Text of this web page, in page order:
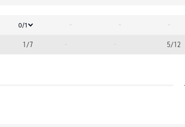
0/1 - - -
1/7 - - 5/12